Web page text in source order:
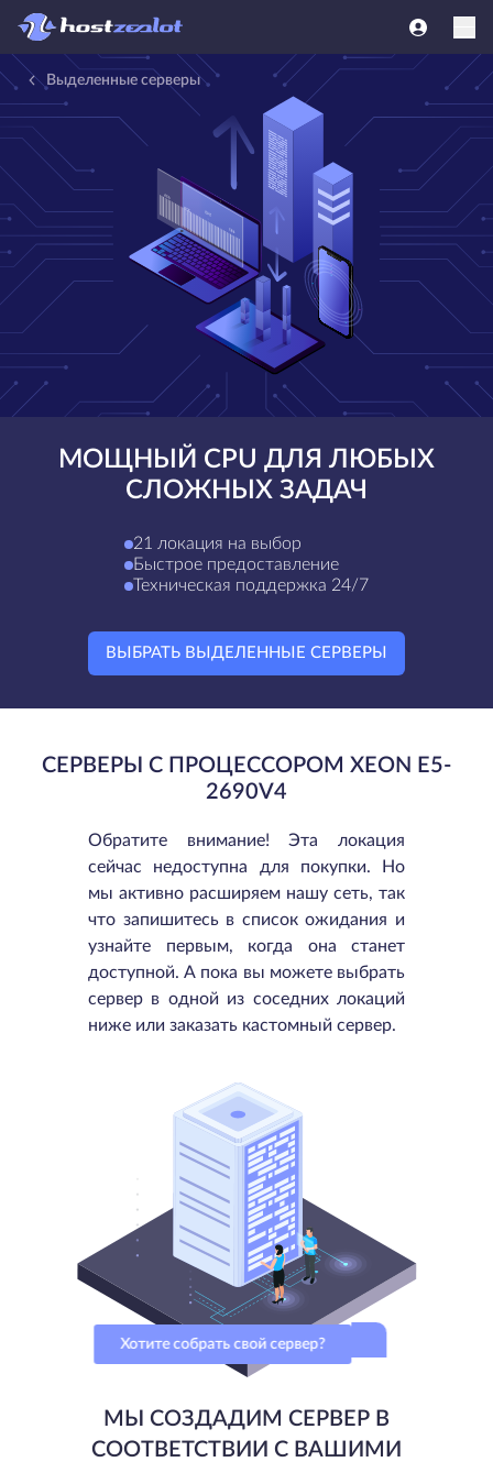
Выделенные серверы
МОЩНЫЙ CPU ДЛЯ ЛЮБЫХ
СЛОЖНЫХ ЗАДАЧ
21 локация на выбор
Быстрое предоставление
Техническая поддержка 24/7
ВЫБРАТЬ ВЫДЕЛЕННЫЕ СЕРВЕРЫ
СЕРВЕРЫ С ПРОЦЕССОРОМ XEON E5-
2690V4
Обратите внимание! Эта локация
сейчас недоступна для покупки. Но
мы активно расширяем нашу сеть, так
что запишитесь в список ожидания и
узнайте первым, когда она станет
доступной. А пока вы можете выбрать
сервер в одной из соседних локаций
ниже или заказать кастомный сервер.
Хотите собрать свой сервер?
МЫ СОЗДАДИМ СЕРВЕР В
СООТВЕТСТВИИ С ВАШИМИ